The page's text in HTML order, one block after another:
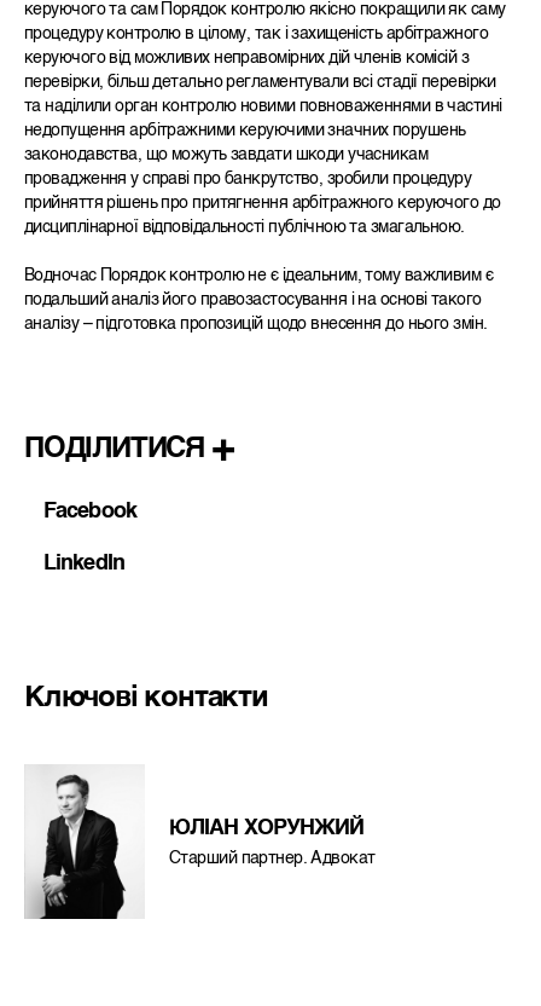
керуючого та сам Порядок контролю якісно покращили як саму
процедуру контролю в цілому, так і захищеність арбітражного
керуючого від можливих неправомірних дій членів комісій з
перевірки, більш детально регламентували всі стадії перевірки
та наділили орган контролю новими повноваженнями в частині
недопущення арбітражними керуючими значних порушень
законодавства, що можуть завдати шкоди учасникам
провадження у справі про банкрутство, зробили процедуру
прийняття рішень про притягнення арбітражного керуючого до
дисциплінарної відповідальності публічною та змагальною.
Водночас Порядок контролю не є ідеальним, тому важливим є
подальший аналіз його правозастосування і на основі такого
аналізу – підготовка пропозицій щодо внесення до нього змін.
ПОДІЛИТИСЯ
Facebook
LinkedIn
Ключові контакти
ЮЛІАН ХОРУНЖИЙ
Старший партнер. Адвокат